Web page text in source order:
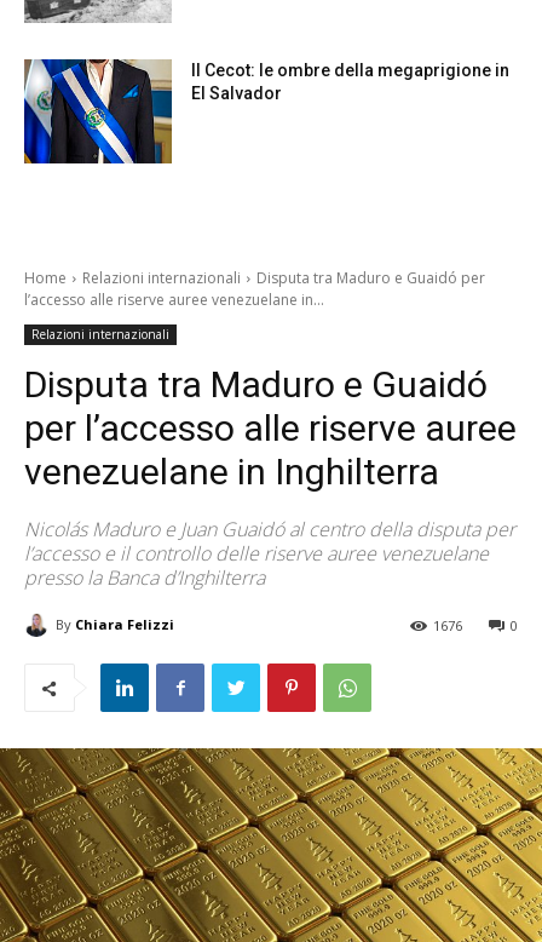
Il Cecot: le ombre della megaprigione in
El Salvador